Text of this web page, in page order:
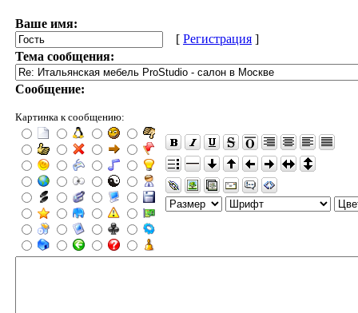
Ваше имя:
[ Регистрация ]
Тема сообщения:
Сообщение:
Картинка к сообщению: